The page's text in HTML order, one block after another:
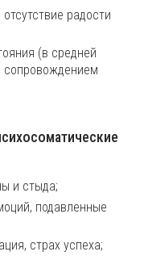
радости
(в средней
сопровождением
и стыда;
подавленные
страх успеха;